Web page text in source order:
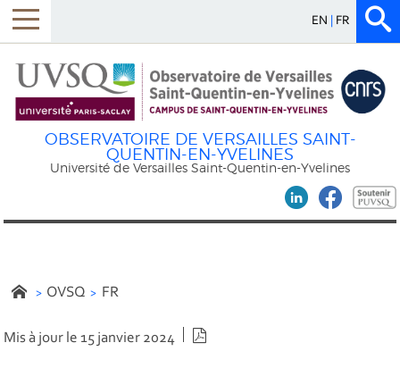
EN FR
OBSERVATOIRE DE VERSAILLES SAINT-
QUENTIN-EN-YVELINES
Université de Versailles Saint-Quentin-en-Yvelines
OVSQ FR
Mis à jour le 15 janvier 2024